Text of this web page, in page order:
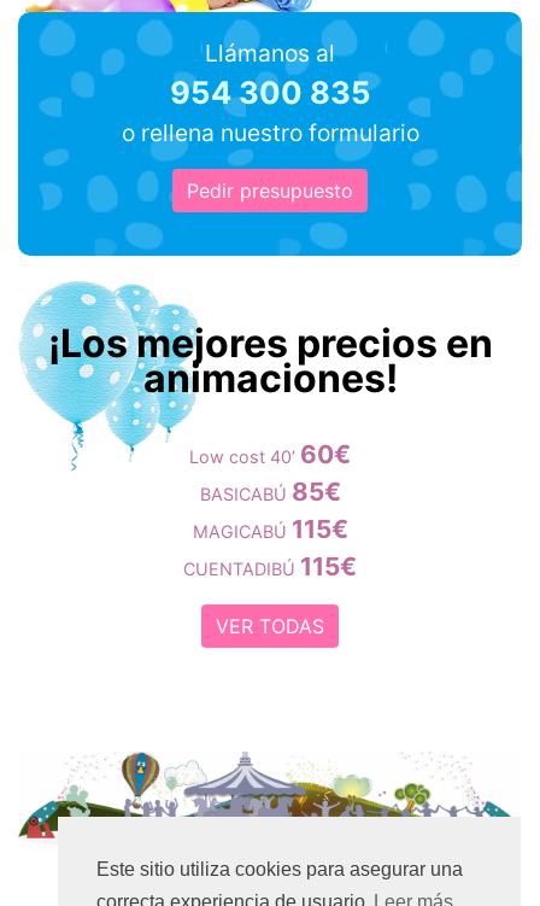
Este sitio utiliza cookies para asegurar una
Llámanos al
954 300 835
o rellena nuestro formulario
Pedir presupuesto
¡Los mejores precios en
animaciones!
Low cost 40’ 60€
BASICABÚ 85€
MAGICABÚ 115€
CUENTADIBÚ 115€
VER TODAS
2018-2019 Fiestas Animadas Abradibú